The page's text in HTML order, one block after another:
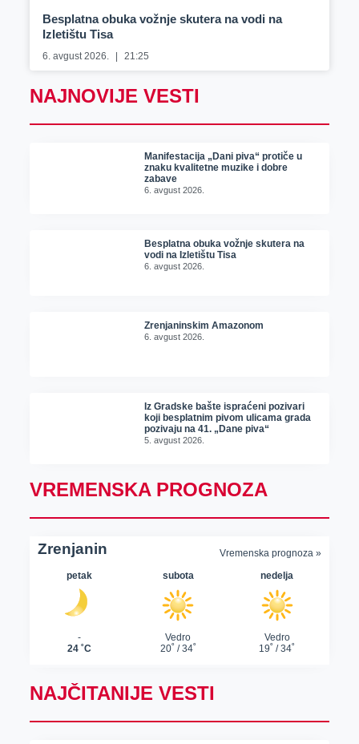
Besplatna obuka vožnje skutera na vodi na
Izletištu Tisa
6. avgust 2026. 21:25
NAJNOVIJE VESTI
Manifestacija „Dani piva“ protiče u
znaku kvalitetne muzike i dobre
zabave
6. avgust 2026.
Besplatna obuka vožnje skutera na
vodi na Izletištu Tisa
6. avgust 2026.
Zrenjaninskim Amazonom
6. avgust 2026.
Iz Gradske bašte ispraćeni pozivari
koji besplatnim pivom ulicama grada
pozivaju na 41. „Dane piva“
5. avgust 2026.
VREMENSKA PROGNOZA
NAJČITANIJE VESTI